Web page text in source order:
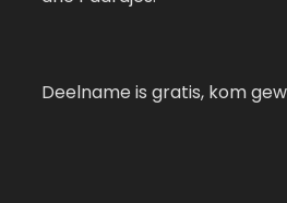
Deelname is gratis, kom